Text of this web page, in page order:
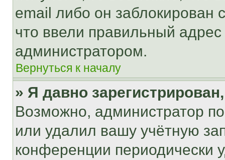
email либо он
что ввели правильный адрес
администратором.
Вернуться к началу
» Я давно
Возможно, администратор
или удалил вашу учётную
конференции периодически